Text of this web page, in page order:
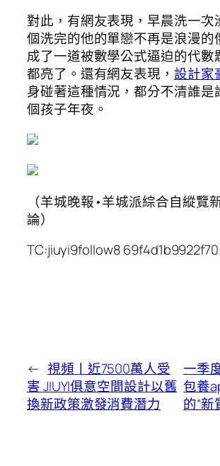
對此，有網友表現，早晨洗一次
個洗完的他的單戀不再是浪漫的
成了一道被數學公式逼迫的代數
都亮了。還有網友表現， 設計家
身碰著這種情況，都分不清誰是
個孩子年夜。
（羊城晚報•羊城派綜合自縱覽
論）
TC:jiuyi9follow8
← 視頻丨近7500萬人受
害 JIUYI俱意空間設計以舊
換新政策激發消費潛力
一季
包養
的“新